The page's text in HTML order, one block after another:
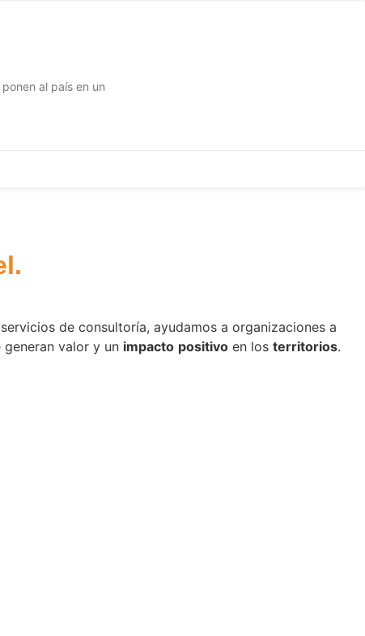
al país en un
de consultoría, ayudamos a organizaciones a
valor y un impacto positivo en los territorios.